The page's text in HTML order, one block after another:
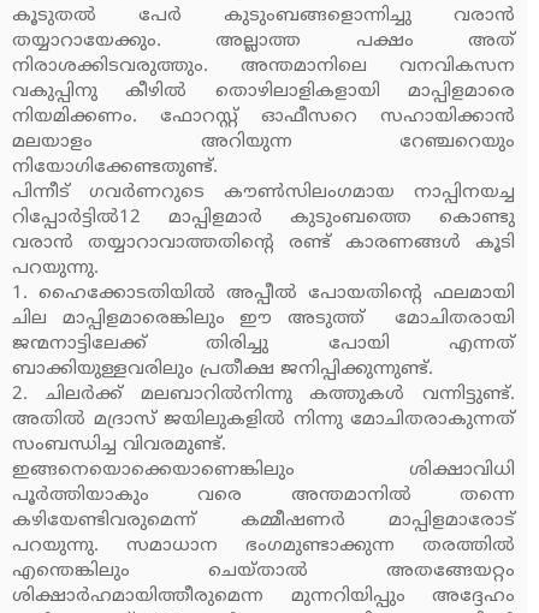
കൂടുതല്‍ പേര്‍ കുടുംബങ്ങളൊന്നിച്ചു വരാന്‍
തയ്യാറായേക്കും. അല്ലാത്ത പക്ഷം അത്
നിരാശക്കിടവരുത്തും. അന്തമാനിലെ വനവികസന
വകുപ്പിനു കീഴില്‍ തൊഴിലാളികളായി മാപ്പിളമാരെ
നിയമിക്കണം. ഫോറസ്റ്റ് ഓഫീസറെ സഹായിക്കാന്‍
മലയാളം അറിയുന്ന റേഞ്ചറെയും
നിയോഗിക്കേണ്ടതുണ്ട്.
പിന്നീട് ഗവര്‍ണറുടെ കൗണ്‍സിലംഗമായ നാപ്പിനയച്ച
റിപ്പോര്‍ട്ടില്‍12 മാപ്പിളമാര്‍ കുടുംബത്തെ കൊണ്ടു
വരാന്‍ തയ്യാറാവാത്തതിന്റെ രണ്ട് കാരണങ്ങള്‍ കൂടി
പറയുന്നു.
1. ഹൈക്കോടതിയില്‍ അപ്പീല്‍ പോയതിന്റെ ഫലമായി
ചില മാപ്പിളമാരെങ്കിലും ഈ അടുത്ത് മോചിതരായി
ജന്മനാട്ടിലേക്ക് തിരിച്ചു പോയി എന്നത്
ബാക്കിയുള്ളവരിലും പ്രതീക്ഷ ജനിപ്പിക്കുന്നുണ്ട്.
2. ചിലര്‍ക്ക് മലബാറില്‍നിന്നു കത്തുകള്‍ വന്നിട്ടുണ്ട്.
അതില്‍ മദ്രാസ് ജയിലുകളില്‍ നിന്നു മോചിതരാകുന്നത്
സംബന്ധിച്ച വിവരമുണ്ട്.
ഇങ്ങനെയൊക്കെയാണെങ്കിലും ശിക്ഷാവിധി
പൂര്‍ത്തിയാകും വരെ അന്തമാനില്‍ തന്നെ
കഴിയേണ്ടിവരുമെന്ന് കമ്മീഷണര്‍ മാപ്പിളമാരോട്
പറയുന്നു. സമാധാന ഭംഗമുണ്ടാക്കുന്ന തരത്തില്‍
എന്തെങ്കിലും ചെയ്താല്‍ അതങ്ങേയറ്റം
ശിക്ഷാര്‍ഹമായിത്തീരുമെന്ന മുന്നറിയിപ്പും അദ്ദേഹം